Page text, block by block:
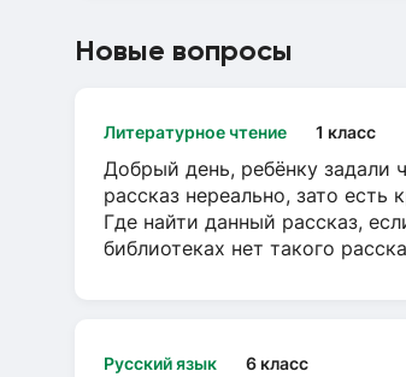
Новые вопросы
Литературное чтение 1 класс
Добрый день, ребёнку задали
рассказ нереально, зато
Где найти данный рассказ,
библиотеках нет такого
Русский язык 6 класс